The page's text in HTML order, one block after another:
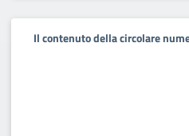
Il contenuto della circolare